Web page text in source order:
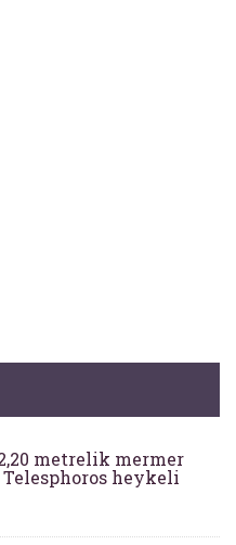
metrelik mermer
heykeli